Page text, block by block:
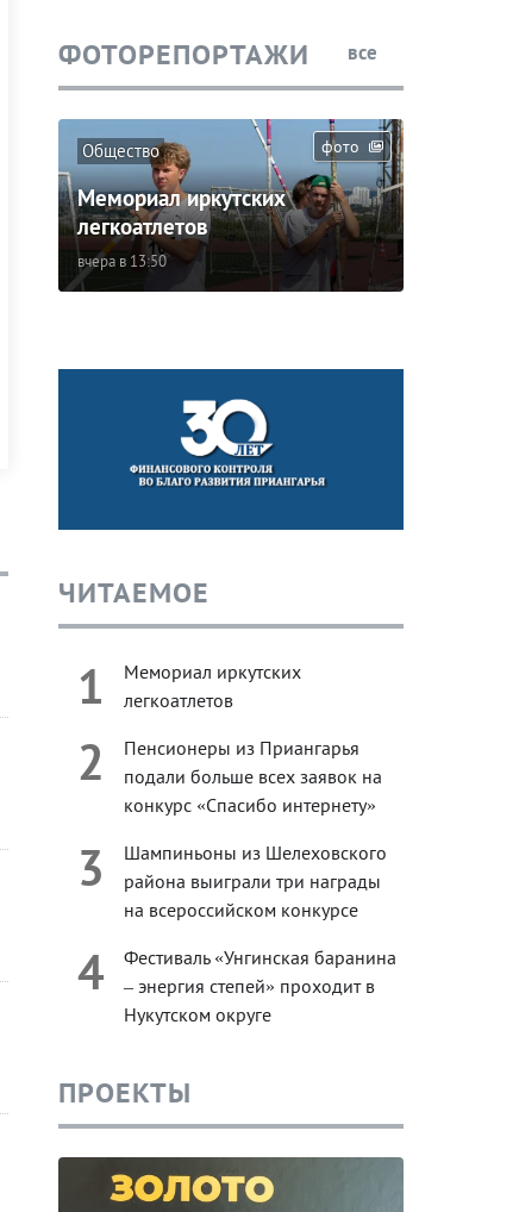
ФОТОРЕПОРТАЖИ все
фото
Общество
Мемориал иркутских
легкоатлетов
вчера в 13:50
ЧИТАЕМОЕ
1
Мемориал иркутских
легкоатлетов
2
Пенсионеры из Приангарья
подали больше всех заявок на
конкурс «Спасибо интернету»
3
Шампиньоны из Шелеховского
района выиграли три награды
на всероссийском конкурсе
4
Фестиваль «Унгинская баранина
– энергия степей» проходит в
Нукутском округе
ПРОЕКТЫ